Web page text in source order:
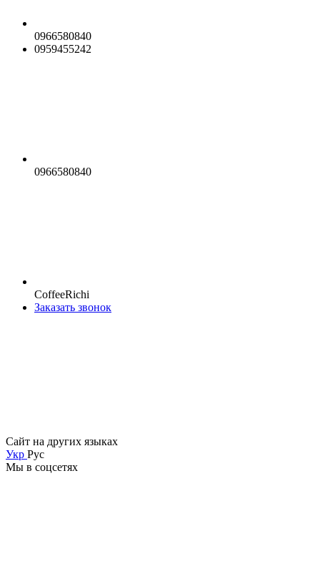
0966580840
0959455242
0966580840
CoffeeRichi
Заказать звонок
Сайт на других языках
Укр Рус
Мы в соцсетях